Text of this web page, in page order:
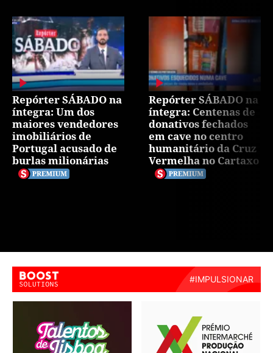
Repórter SÁBADO na
íntegra: Um dos
maiores vendedores
imobiliários de
Portugal acusado de
burlas milionárias
Repórter SÁBADO na
íntegra: Centenas de
donativos fechados
em cave no centro
humanitário da Cruz
Vermelha no Cartaxo